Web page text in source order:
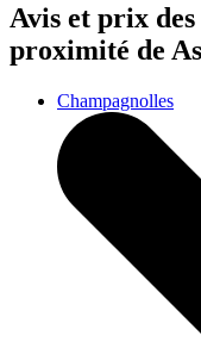
Avis et prix des
proximité de
Champagnolles